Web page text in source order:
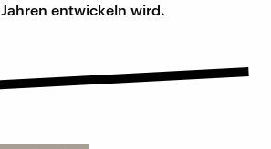
entwickeln wird.